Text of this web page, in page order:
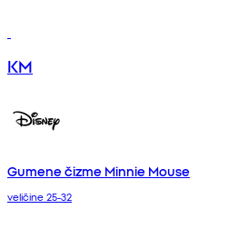
KM
Gumene čizme Minnie Mouse
veličine 25-32